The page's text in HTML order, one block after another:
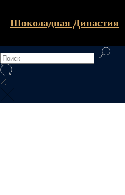
Шоколадная Династия